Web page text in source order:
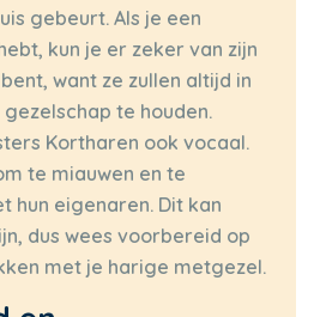
gebeurt. Als je een
kun je er zeker van zijn
want ze zullen altijd in
te houden.
Kortharen ook vocaal.
te miauwen en te
hun eigenaren. Dit kan
dus wees voorbereid op
met je harige metgezel.